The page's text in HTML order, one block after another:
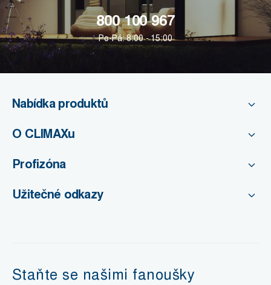
800 100 967
Po-Pá: 8:00 - 15:00
Nabídka produktů
O CLIMAXu
Profizóna
Užitečné odkazy
Staňte se našimi fanoušky